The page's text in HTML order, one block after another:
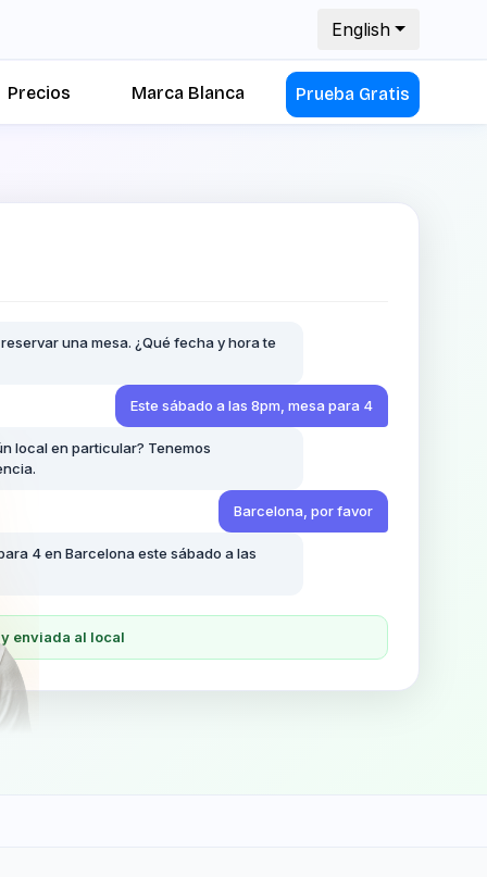
English
Precios Marca Blanca Prueba Gratis
una mesa. ¿Qué fecha y hora te
Este sábado a las 8pm, mesa para 4
local en particular? Tenemos
Barcelona, por favor
4 en Barcelona este sábado a las
enviada al local